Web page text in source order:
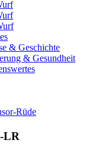
& Geschichte
& Gesundheit
Rüde
LR